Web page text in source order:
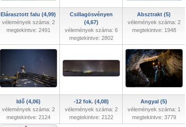
Elárasztott falu (4,99)
vélemények száma: 2
megtekintve: 2491
Csillagösvényen
(4,67)
vélemények száma: 6
megtekintve: 2802
Absztrakt (5)
vélemények száma: 2
megtekintve: 1948
Idő (4,06)
vélemények száma: 2
megtekintve: 2124
-12 fok. (4,08)
vélemények száma: 2
megtekintve: 2122
Angyal (5)
vélemények száma: 1
megtekintve: 3779